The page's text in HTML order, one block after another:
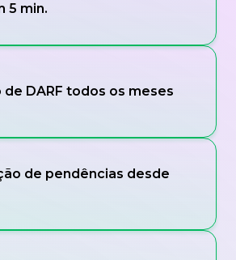
5 min.
de DARF todos os meses
de pendências desde